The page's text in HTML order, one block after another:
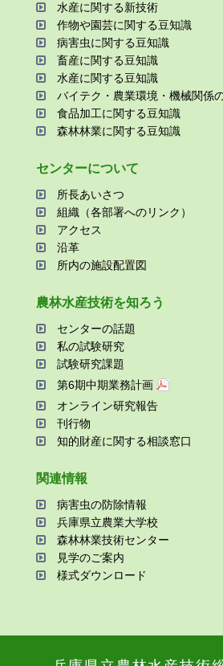
⽔産に関する新技術
作物や園芸に関する⾖知識
病害⾍に関する⾖知識
畜産に関する⾖知識
⽔産に関する⾖知識
バイテク・農業環境・機械関係
⾷品加⼯に関する⾖知識
森林林業に関する⾖知識
センターについて
所⻑あいさつ
組織（各部署へのリンク）
アクセス
沿⾰
所内の施設配置図
農林⽔産技術を知ろう
センターの話題
私の試験研究
試験研究課題
第6期中期業務計画
オンライン研究報告
刊⾏物
知的財産に関する相談窓⼝
関連情報
病害⾍の防除情報
兵庫県⽴農業⼤学校
森林林業技術センター
⾒学のご案内
様式ダウンロード